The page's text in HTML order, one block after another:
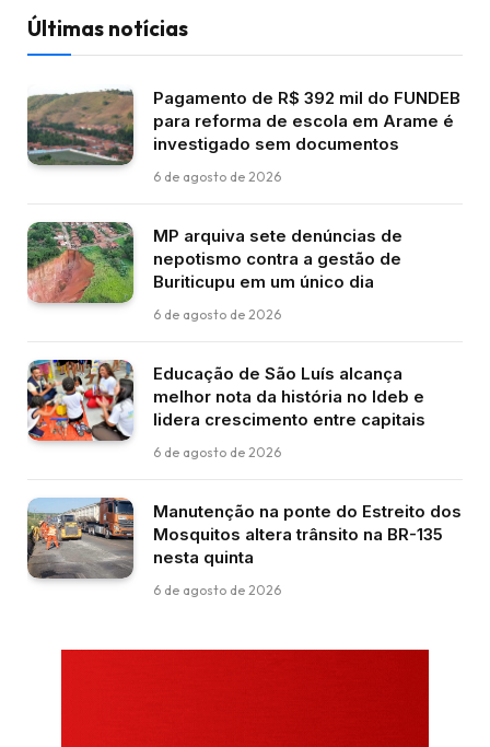
Últimas notícias
Pagamento de R$ 392 mil do FUNDEB
para reforma de escola em Arame é
investigado sem documentos
6 de agosto de 2026
MP arquiva sete denúncias de
nepotismo contra a gestão de
Buriticupu em um único dia
6 de agosto de 2026
Educação de São Luís alcança
melhor nota da história no Ideb e
lidera crescimento entre capitais
6 de agosto de 2026
Manutenção na ponte do Estreito dos
Mosquitos altera trânsito na BR-135
nesta quinta
6 de agosto de 2026